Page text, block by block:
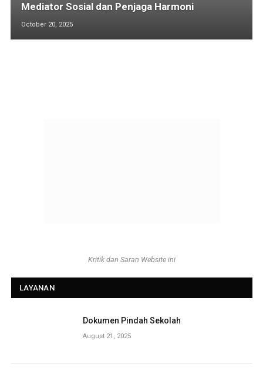
Mediator Sosial dan Penjaga Harmoni
October 20, 2025
Kritik dan Saran Website ini
LAYANAN
Dokumen Pindah Sekolah
August 21, 2025